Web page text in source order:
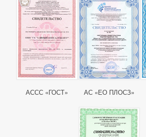
АССС «ГОСТ» АС «ЕО ПЛОСЗ»